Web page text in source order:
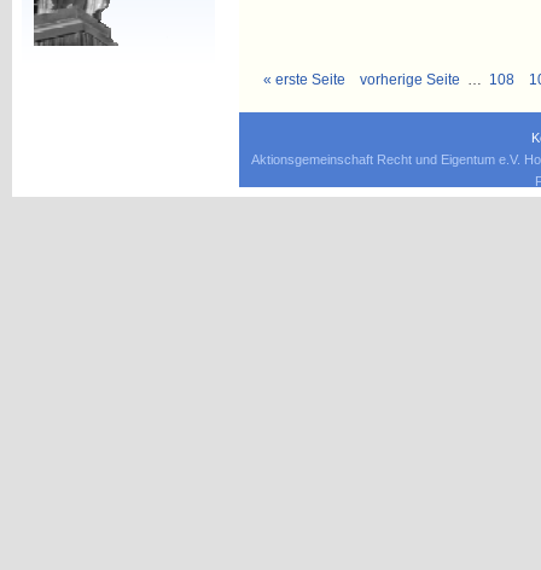
« erste Seite vorherige Seite … 108
Aktionsgemeinschaft Recht und Eigentum e.V.